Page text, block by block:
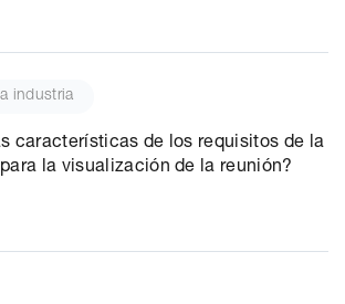
industria
características de los requisitos de la
la visualización de la reunión?